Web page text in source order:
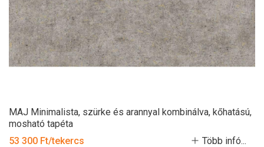
MAJ Minimalista, szürke és arannyal kombinálva, kőhatású,
mosható tapéta
53 300 Ft/tekercs
Több infó...